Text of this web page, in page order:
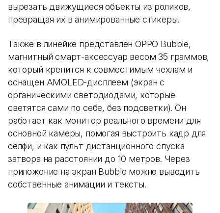
вырезать движущиеся объекты из роликов,
превращая их в анимированные стикеры.
Также в линейке представлен OPPO Bubble,
магнитный смарт-аксессуар весом 35 граммов,
который крепится к совместимым чехлам и
оснащен AMOLED-дисплеем (экран с
органическими светодиодами, которые
светятся сами по себе, без подсветки). Он
работает как монитор реального времени для
основной камеры, помогая выстроить кадр для
селфи, и как пульт дистанционного спуска
затвора на расстоянии до 10 метров. Через
приложение на экран Bubble можно выводить
собственные анимации и тексты.